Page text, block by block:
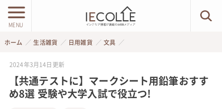
MENU
ホーム 生活雑貨 日用雑貨 文具
2024年3月14日 更新
【共通テストに】マークシート用鉛筆おすす
め8選 受験や大学入試で役立つ!